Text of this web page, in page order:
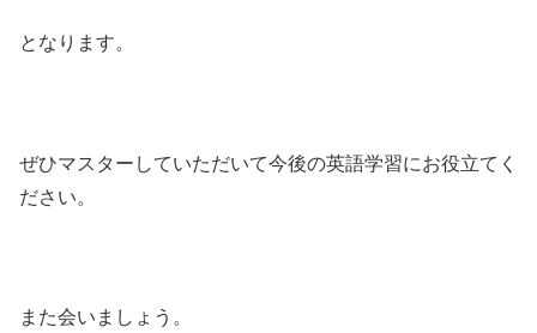
となります。
ぜひマスターしていただいて今後の英語学習にお役立てく
ださい。
また会いましょう。